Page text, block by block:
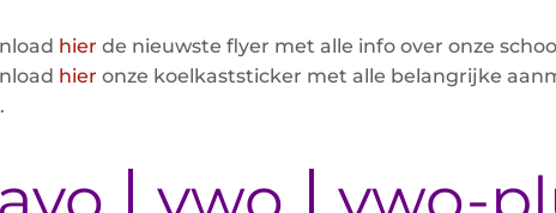
hier de nieuwste flyer met alle info over onze
hier onze koelkaststicker met alle belangrijke